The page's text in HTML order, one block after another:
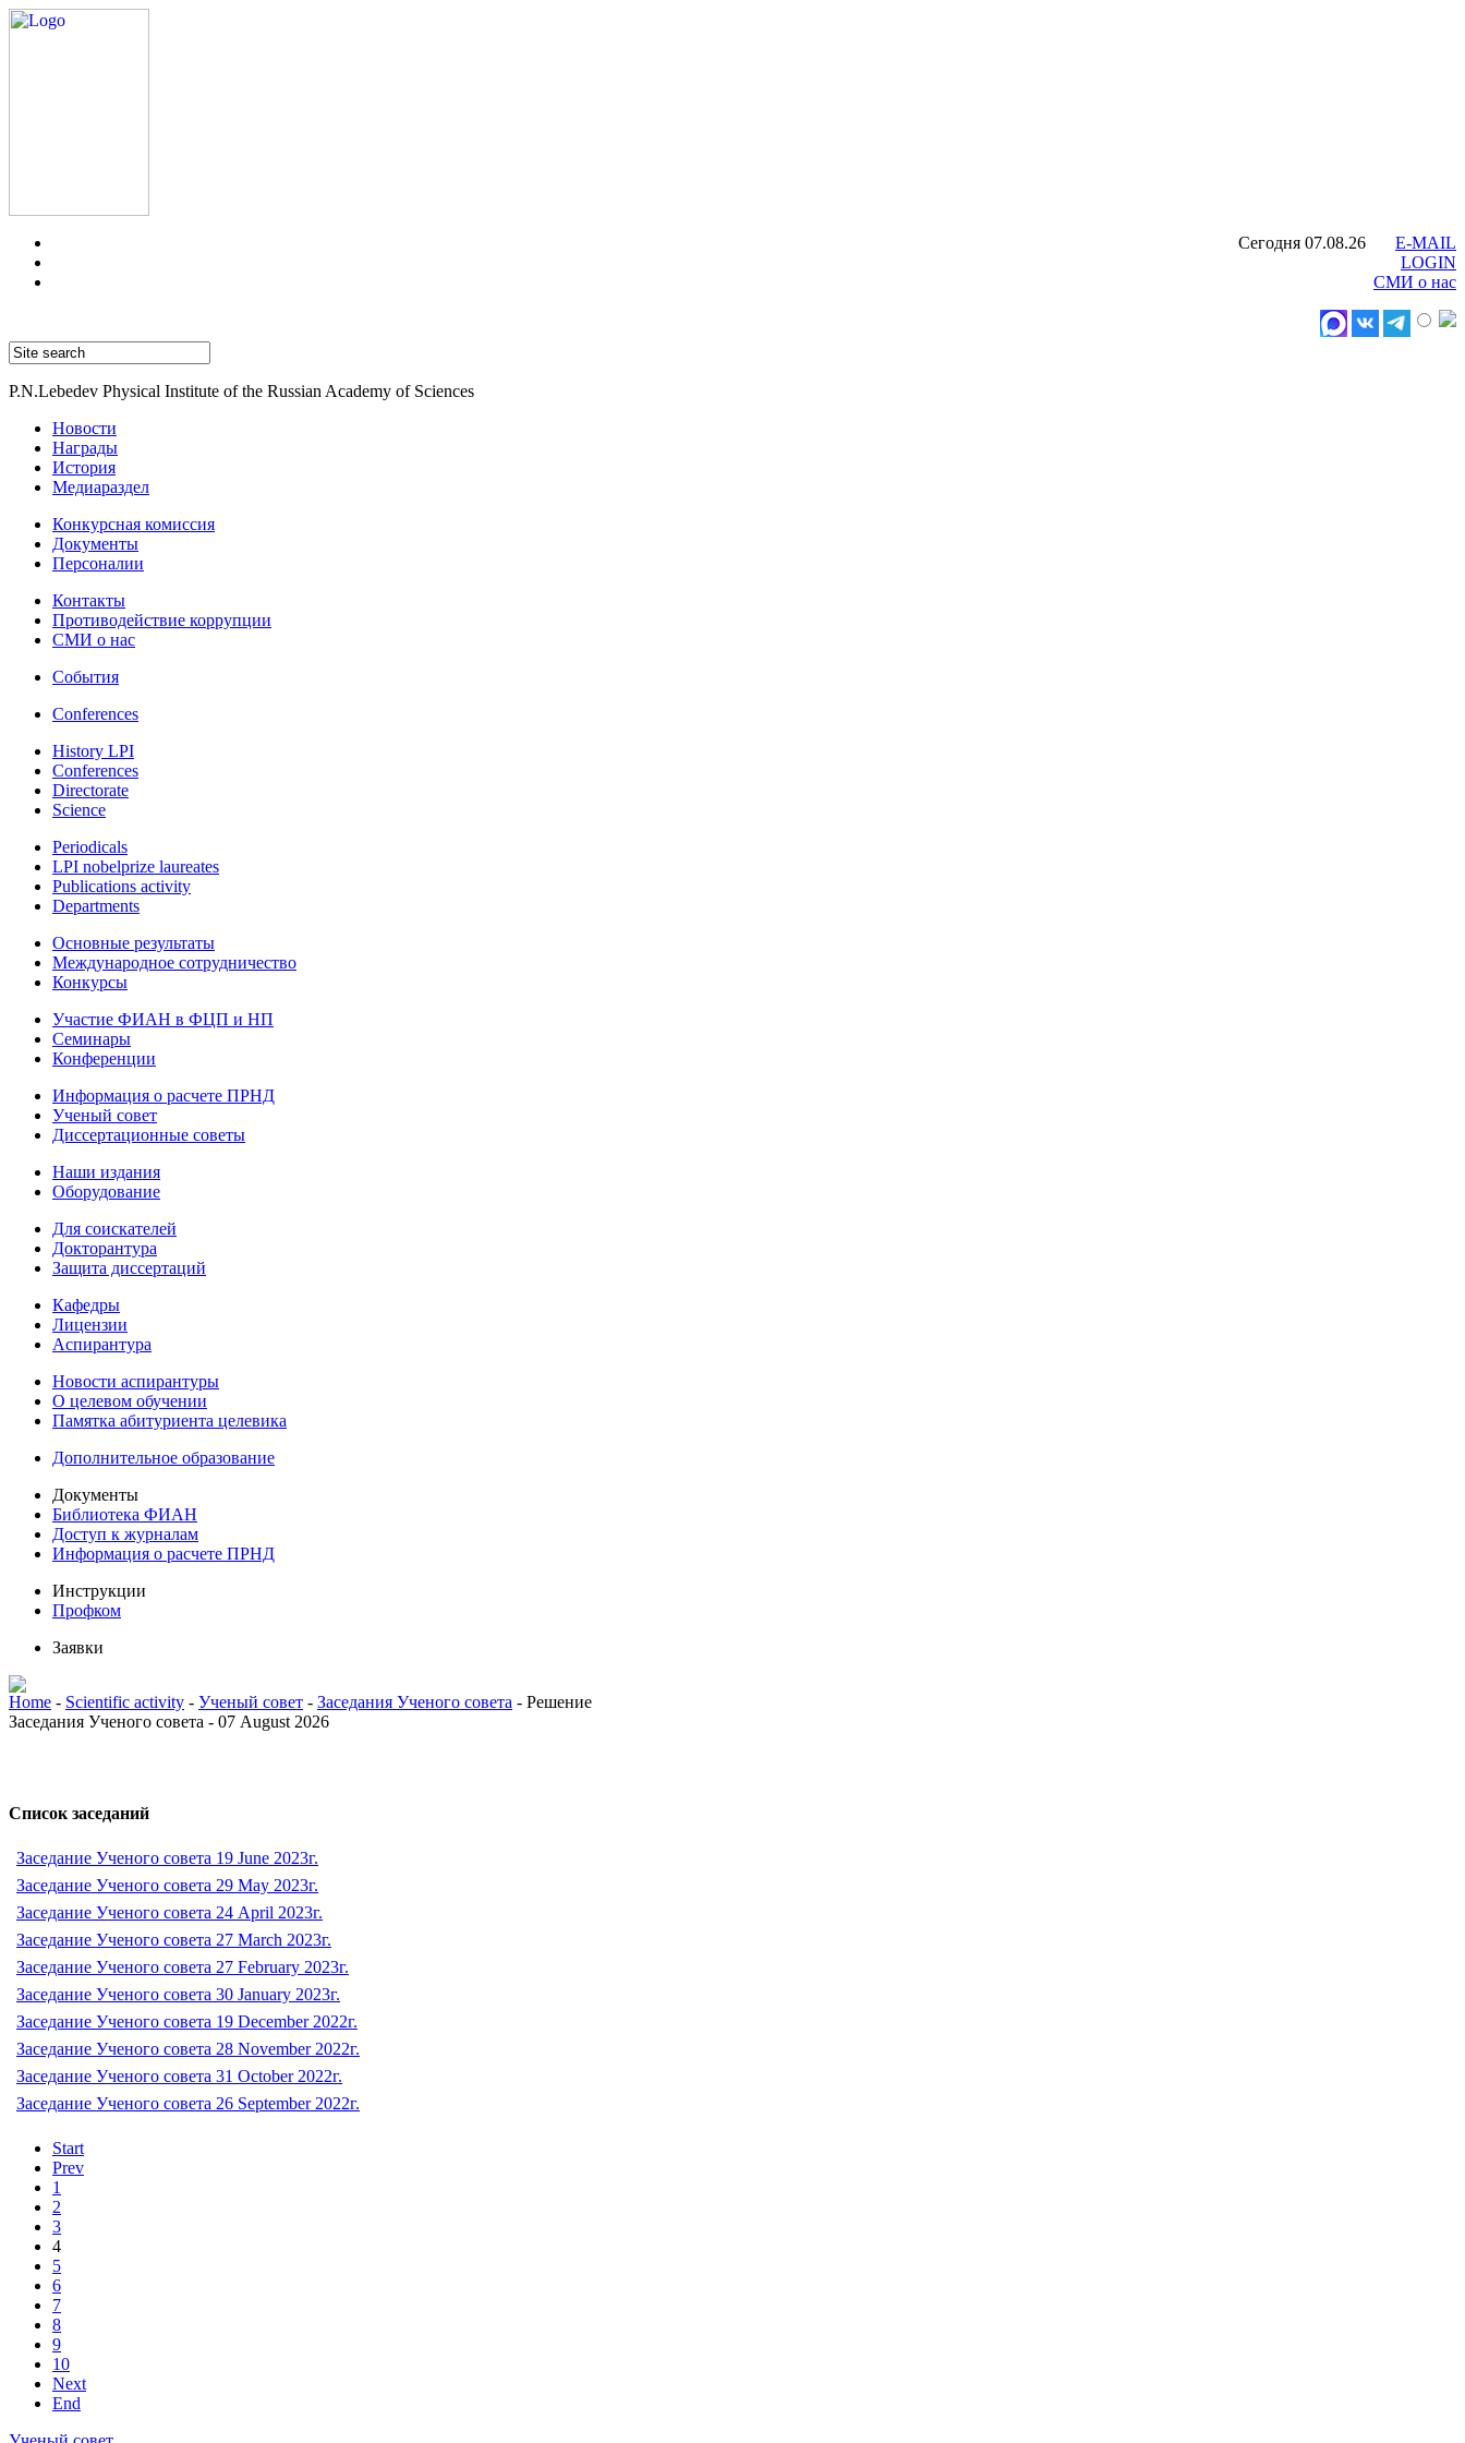
Сегодня 07.08.26
E-MAIL
LOGIN
СМИ о нас
P.N.Lebedev Physical Institute of the Russian Academy of Sciences
Новости
Награды
История
Медиараздел
Конкурсная комиссия
Документы
Персоналии
Контакты
Противодействие коррупции
СМИ о нас
События
Conferences
History LPI
Conferences
Directorate
Science
Periodicals
LPI nobelprize laureates
Publications activity
Departments
Основные результаты
Международное сотрудничество
Конкурсы
Участие ФИАН в ФЦП и НП
Семинары
Конференции
Информация о расчете ПРНД
Ученый совет
Диссертационные советы
Наши издания
Оборудование
Для соискателей
Докторантура
Защита диссертаций
Кафедры
Лицензии
Аспирантура
Новости аспирантуры
О целевом обучении
Памятка абитуриента целевика
Дополнительное образование
Документы
Библиотека ФИАН
Доступ к журналам
Информация о расчете ПРНД
Инструкции
Профком
Заявки
Home - Scientific activity - Ученый совет - Заседания Ученого совета - Решение
Заседания Ученого совета - 07 August 2026
Список заседаний
Заседание Ученого совета 19 June 2023г.
Заседание Ученого совета 29 May 2023г.
Заседание Ученого совета 24 April 2023г.
Заседание Ученого совета 27 March 2023г.
Заседание Ученого совета 27 February 2023г.
Заседание Ученого совета 30 January 2023г.
Заседание Ученого совета 19 December 2022г.
Заседание Ученого совета 28 November 2022г.
Заседание Ученого совета 31 October 2022г.
Заседание Ученого совета 26 September 2022г.
Start
Prev
1
2
3
4
5
6
7
8
9
10
Next
End